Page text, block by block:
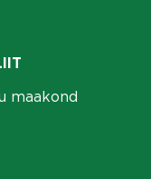
maakond